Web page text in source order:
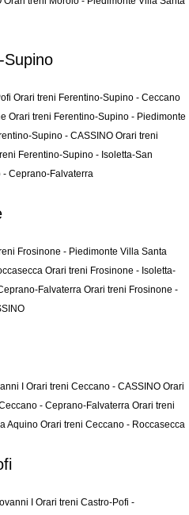
Orari treni Ferentino-Supino - Ceccano
Orari treni Ferentino-Supino - Piedimonte
Supino - CASSINO Orari treni
Ferentino-Supino - Isoletta-San
Ceprano-Falvaterra
Frosinone - Piedimonte Villa Santa
Orari treni Frosinone - Isoletta-
Falvaterra Orari treni Frosinone -
I Orari treni Ceccano - CASSINO Orari
- Ceprano-Falvaterra Orari treni
Aquino Orari treni Ceccano - Roccasecca
I Orari treni Castro-Pofi -